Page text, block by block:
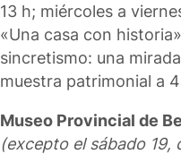
13 h; miércoles a
«Una casa con
sincretismo: una
muestra patrimonial a
Museo Provincial de
(excepto el sábado 19,